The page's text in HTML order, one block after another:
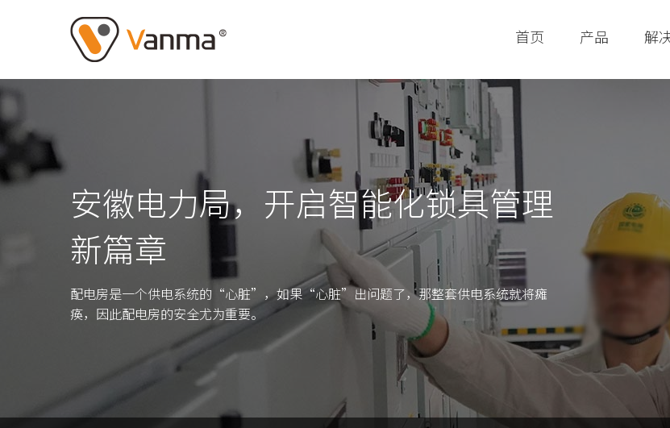
首页 产品 解
安徽电力局，开启智能化锁具管理
新篇章
配电房是一个供电系统的“心脏”，如果“心脏”出问题了，那整套供电系统就将瘫
痪，因此配电房的安全尤为重要。